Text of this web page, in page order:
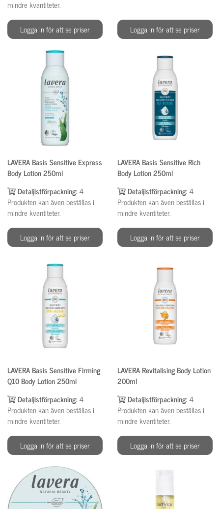
mindre kvantiteter.
Logga in för att se priser
Logga in för att se priser
LAVERA Basis Sensitive Express
Body Lotion 250ml
Detaljistförpackning: 4
Produkten kan även beställas i
mindre kvantiteter.
Logga in för att se priser
LAVERA Basis Sensitive Rich
Body Lotion 250ml
Detaljistförpackning: 4
Produkten kan även beställas i
mindre kvantiteter.
Logga in för att se priser
LAVERA Basis Sensitive Firming
Q10 Body Lotion 250ml
Detaljistförpackning: 4
Produkten kan även beställas i
mindre kvantiteter.
Logga in för att se priser
LAVERA Revitalising Body Lotion
200ml
Detaljistförpackning: 4
Produkten kan även beställas i
mindre kvantiteter.
Logga in för att se priser